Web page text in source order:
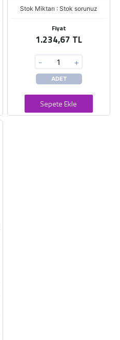
Stok Miktarı : Stok sorunuz
Fiyat
1.234,67 TL
- +
ADET
Sepete Ekle